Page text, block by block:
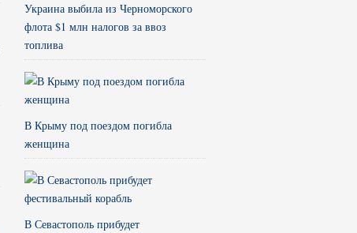
Украина выбила из Черноморского
флота $1 млн налогов за ввоз
топлива
В Крыму под поездом погибла
женщина
В Севастополь прибудет